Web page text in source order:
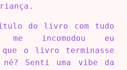
do livro com tudo
incomodou eu
o livro terminasse
Senti uma vibe da